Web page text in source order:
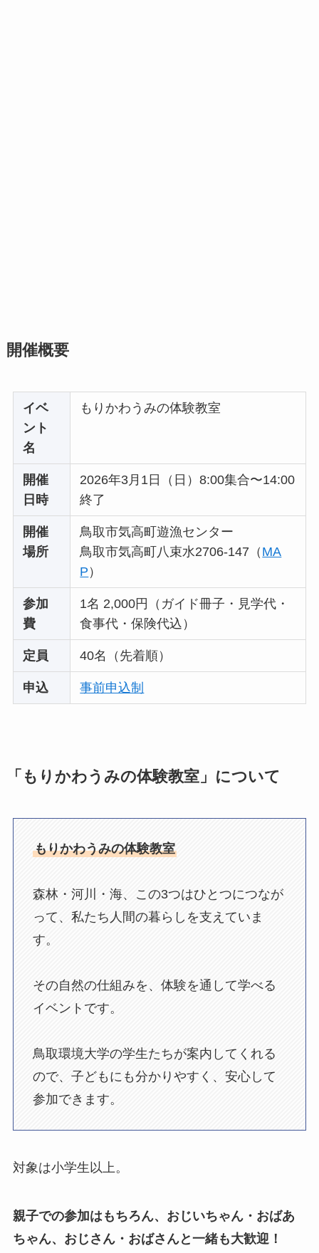
開催概要
イベ
ント
名
もりかわうみの体験教室
開催
日時
2026年3月1日（日）8:00集合〜14:00
終了
開催
場所
鳥取市気高町遊漁センター
鳥取市気高町八束水2706-147（ MA
P ）
参加
費
1名 2,000円（ガイド冊子・見学代・
食事代・保険代込）
定員 40名（先着順）
申込 事前申込制
「もりかわうみの体験教室」について
もりかわうみの体験教室
森林・河川・海、この3つはひとつにつなが
って、私たち人間の暮らしを支えていま
す。
その自然の仕組みを、体験を通して学べる
イベントです。
鳥取環境大学の学生たちが案内してくれる
ので、子どもにも分かりやすく、安心して
参加できます。
対象は小学生以上。
親子での参加はもちろん、おじいちゃん・おばあ
ちゃん、おじさん・おばさんと一緒も大歓迎！